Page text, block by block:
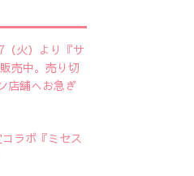
（火）より『サ
売中。売り切
店舗へお急ぎ
コラボ『ミセス